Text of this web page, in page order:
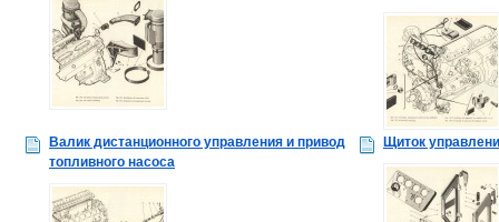
Валик дистанционного управления и привод
топливного насоса
Щиток